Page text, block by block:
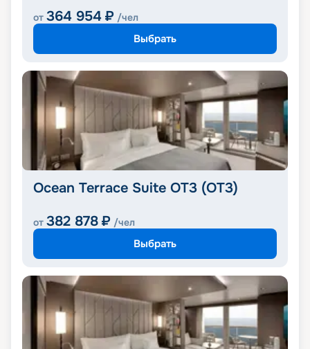
от 364 954 ₽ /чел
Выбрать
Ocean Terrace Suite OT3 (OT3)
от 382 878 ₽ /чел
Выбрать